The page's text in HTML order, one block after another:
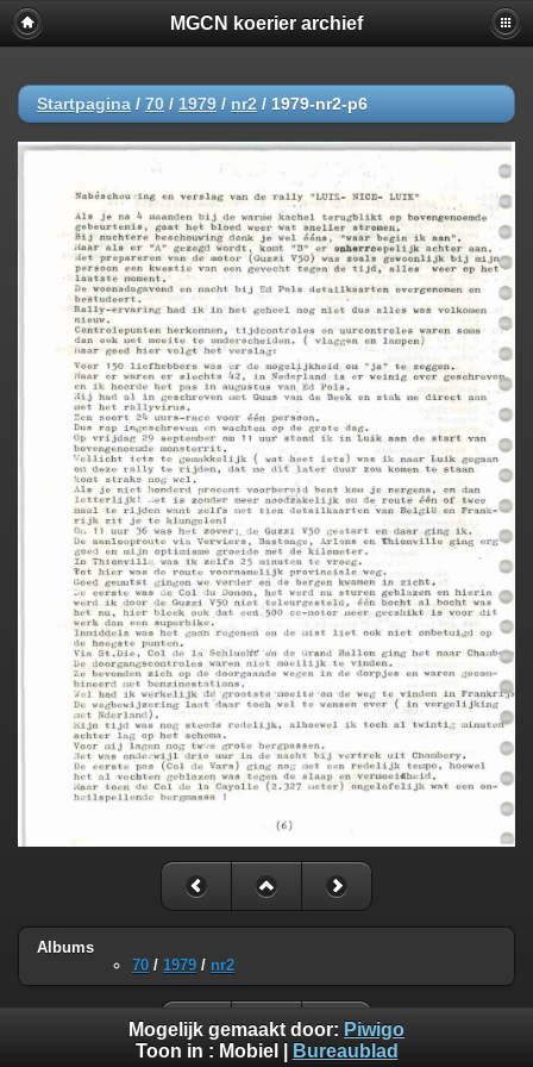
MGCN koerier archief
Startpagina / 70 / 1979 / nr2 / 1979-nr2-p6
Albums
70 / 1979 / nr2
Mogelijk gemaakt door: Piwigo
Toon in : Mobiel Bureaublad